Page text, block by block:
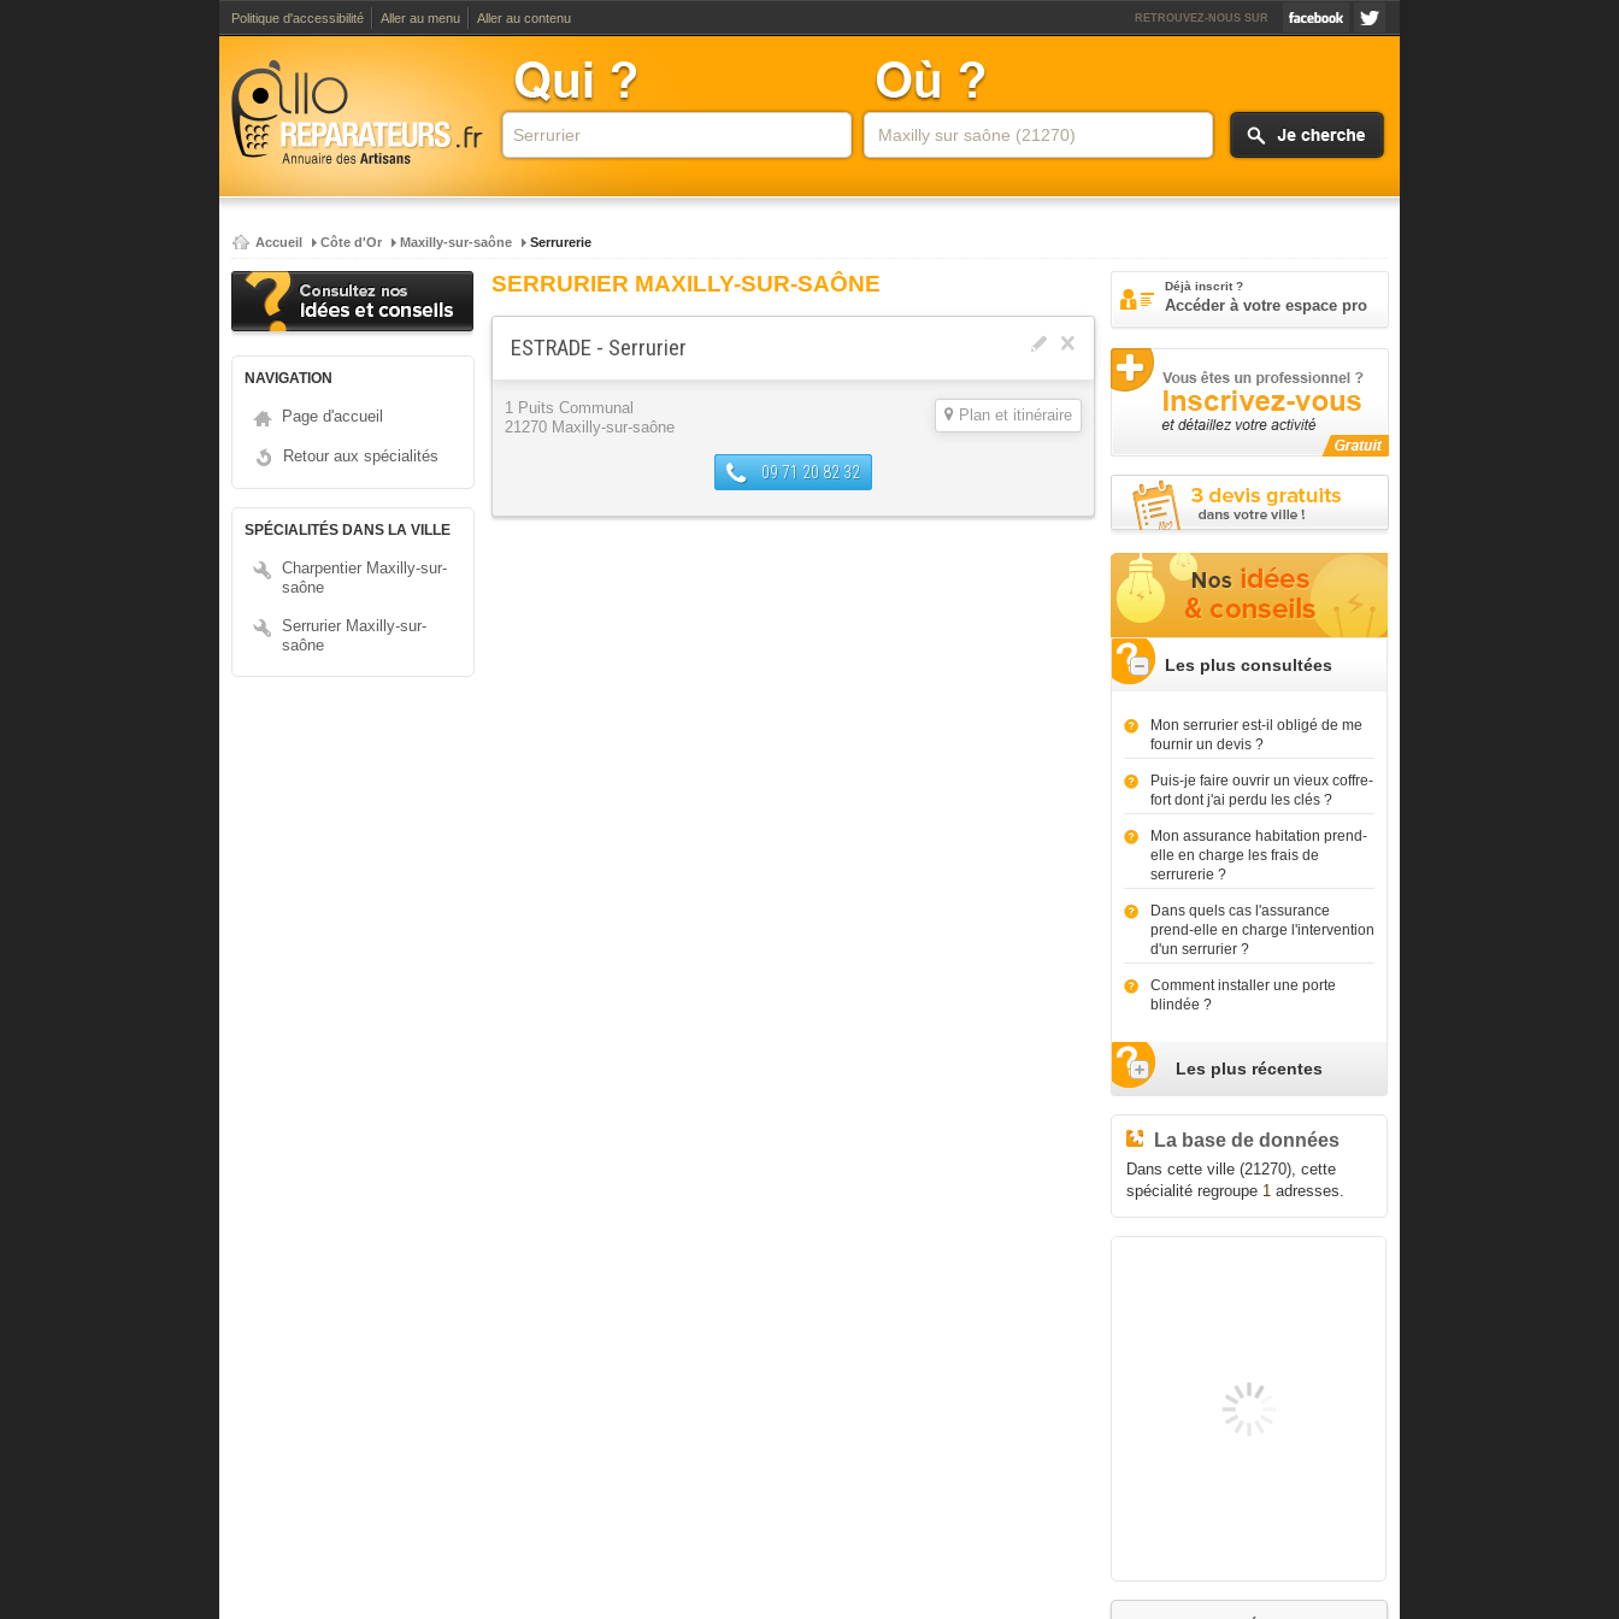
Politique d'accessibilité Aller au menu Aller au contenu RETROUVEZ-NOUS SUR
Accueil Côte d'Or Maxilly-sur-saône Serrurerie
NAVIGATION
Page d'accueil
Retour aux spécialités
SPÉCIALITÉS DANS LA VILLE
Charpentier Maxilly-sur-
saône
Serrurier Maxilly-sur-
saône
SERRURIER MAXILLY-SUR-SAÔNE
ESTRADE - Serrurier
Plan et itinéraire
1 Puits Communal
21270 Maxilly-sur-saône
09 71 20 82 32
Déjà inscrit ?
Accéder à votre espace pro
Les plus consultées
Mon serrurier est-il obligé de me
fournir un devis ?
Puis-je faire ouvrir un vieux coffre-
fort dont j'ai perdu les clés ?
Mon assurance habitation prend-
elle en charge les frais de
serrurerie ?
Dans quels cas l'assurance
prend-elle en charge l'intervention
d'un serrurier ?
Comment installer une porte
blindée ?
Les plus récentes
La base de données
Dans cette ville (21270), cette
spécialité regroupe 1adresses.